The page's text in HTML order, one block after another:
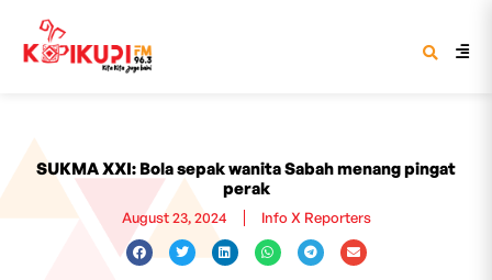
SUKMA XXI: Bola sepak wanita Sabah menang pingat
perak
August 23, 2024 Info X Reporters